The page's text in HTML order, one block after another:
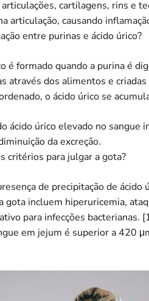
cartilagens, rins e
articulação, causando
entre purinas e ácido úrico?
é formado quando a purina é
através dos alimentos e
o ácido úrico se
ácido úrico elevado no sangue
da excreção.
critérios para julgar a gota?
de precipitação de
gota incluem hiperuricemia,
para infecções bacterianas.
em jejum é superior a 420